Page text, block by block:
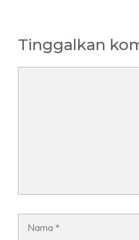
Tinggalkan